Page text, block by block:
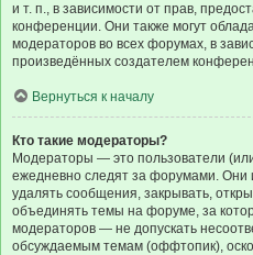
и т. п., в зависимости от прав,
конференции. Они также могут
модераторов во всех форумах, в
произведённых создателем
Вернуться к началу
Кто такие модераторы?
Модераторы — это пользователи
ежедневно следят за форумами. Они
удалять сообщения, закрывать,
объединять темы на форуме, за
модераторов — не допускать
обсуждаемым темам (оффтопик),